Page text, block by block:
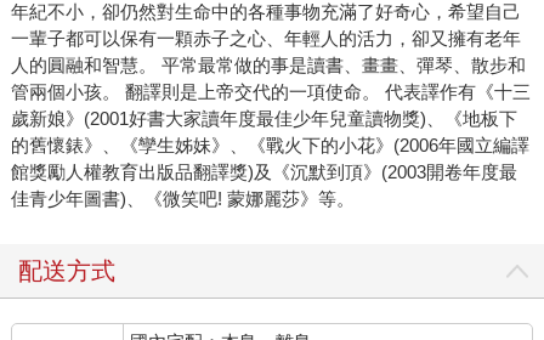
年紀不小，卻仍然對生命中的各種事物充滿了好奇心，希望自己
一輩子都可以保有一顆赤子之心、年輕人的活力，卻又擁有老年
人的圓融和智慧。 平常最常做的事是讀書、畫畫、彈琴、散步和
管兩個小孩。 翻譯則是上帝交代的一項使命。 代表譯作有《十三
歲新娘》(2001好書大家讀年度最佳少年兒童讀物獎)、《地板下
的舊懷錶》、《孿生姊妹》、《戰火下的小花》(2006年國立編譯
館獎勵人權教育出版品翻譯獎)及《沉默到頂》(2003開卷年度最
佳青少年圖書)、《微笑吧! 蒙娜麗莎》等。
配送方式